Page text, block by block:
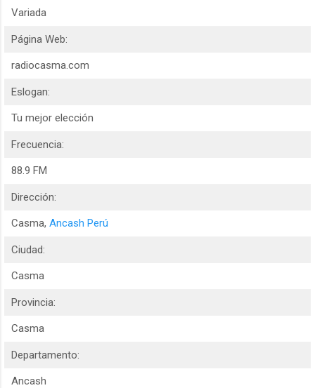
Variada
Página Web:
radiocasma.com
Eslogan:
Tu mejor elección
Frecuencia:
88.9 FM
Dirección:
Casma, Ancash Perú
Ciudad:
Casma
Provincia:
Casma
Departamento:
Ancash